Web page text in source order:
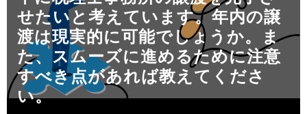
せたいと考えています。年内の譲
渡は現実的に可能でしょうか。ま
た、スムーズに進めるために注意
すべき点があれば教えてくださ
い。